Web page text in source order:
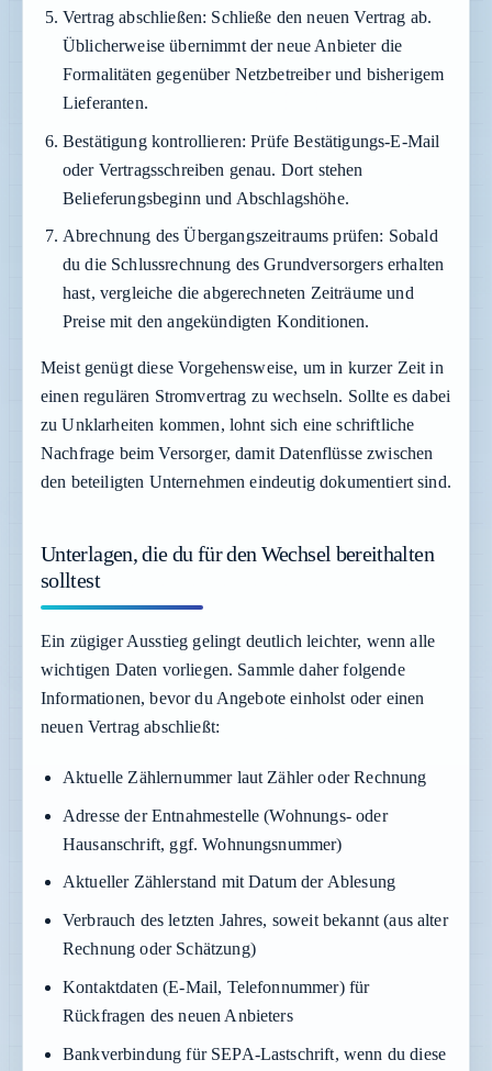
Vertrag abschließen: Schließe den neuen Vertrag ab.
Üblicherweise übernimmt der neue Anbieter die
Formalitäten gegenüber Netzbetreiber und bisherigem
Lieferanten.
Bestätigung kontrollieren: Prüfe Bestätigungs-E-Mail
oder Vertragsschreiben genau. Dort stehen
Belieferungsbeginn und Abschlagshöhe.
Abrechnung des Übergangszeitraums prüfen: Sobald
du die Schlussrechnung des Grundversorgers erhalten
hast, vergleiche die abgerechneten Zeiträume und
Preise mit den angekündigten Konditionen.
Meist genügt diese Vorgehensweise, um in kurzer Zeit in
einen regulären Stromvertrag zu wechseln. Sollte es dabei
zu Unklarheiten kommen, lohnt sich eine schriftliche
Nachfrage beim Versorger, damit Datenflüsse zwischen
den beteiligten Unternehmen eindeutig dokumentiert sind.
Unterlagen, die du für den Wechsel bereithalten
solltest
Ein zügiger Ausstieg gelingt deutlich leichter, wenn alle
wichtigen Daten vorliegen. Sammle daher folgende
Informationen, bevor du Angebote einholst oder einen
neuen Vertrag abschließt:
Aktuelle Zählernummer laut Zähler oder Rechnung
Adresse der Entnahmestelle (Wohnungs- oder
Hausanschrift, ggf. Wohnungsnummer)
Aktueller Zählerstand mit Datum der Ablesung
Verbrauch des letzten Jahres, soweit bekannt (aus alter
Rechnung oder Schätzung)
Kontaktdaten (E-Mail, Telefonnummer) für
Rückfragen des neuen Anbieters
Bankverbindung für SEPA-Lastschrift, wenn du diese